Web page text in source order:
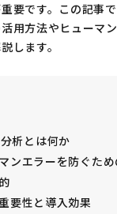
要です。この記事
用方法やヒューマ
します。
析とは何か
ンエラーを防ぐた
要性と導入効果